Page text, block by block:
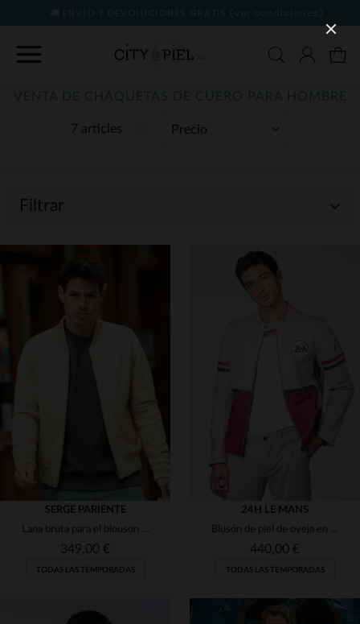
ENVÍO Y DEVOLUCIONES GRATIS (ver condiciones)
7 articles
VENTA DE CHAQUETAS DE CUERO PARA HOMBRE
Filtrar
(6)
(1)
(2)
SERGE PARIENTE
Lana bruta para el blouson Bonbon. Serge Pariente: estilo y confort.
349,00 €
TODAS LAS TEMPORADAS
24H LE MANS
Blusón de piel de oveja en écru, con franjas racing estilo Le Mans.
440,00 €
TODAS LAS TEMPORADAS